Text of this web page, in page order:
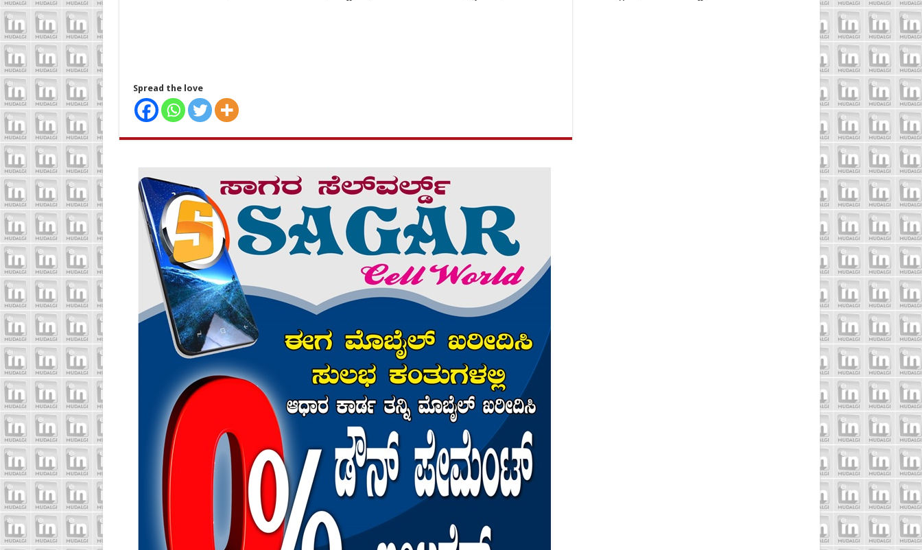
Spread the love